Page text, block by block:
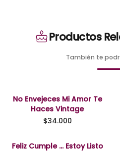
Productos
También te
No Envejeces Mi Amor Te
Haces Vintage
$34.000
Feliz Cumple ... Estoy Listo